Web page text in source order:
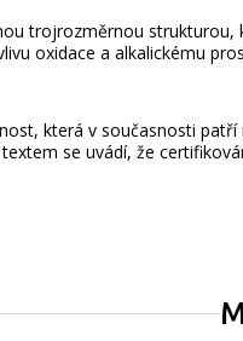
trojrozměrnou
oxidace a alkalickému
která v současnosti
se uvádí, že